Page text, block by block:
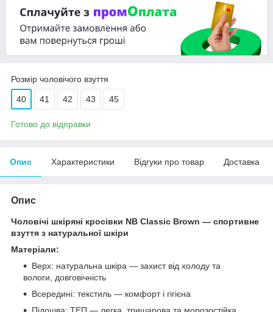
Розмір чоловічого взуття
40 41 42 43 45
Готово до відправки
Опис Характеристики Відгуки про товар Доставка
Опис
Чоловічі шкіряні кросівки NB Classic Brown — спортивне
взуття з натуральної шкіри
Матеріали:
Верх: натуральна шкіра — захист від холоду та
вологи, довговічність
Всередині: текстиль — комфорт і гігієна